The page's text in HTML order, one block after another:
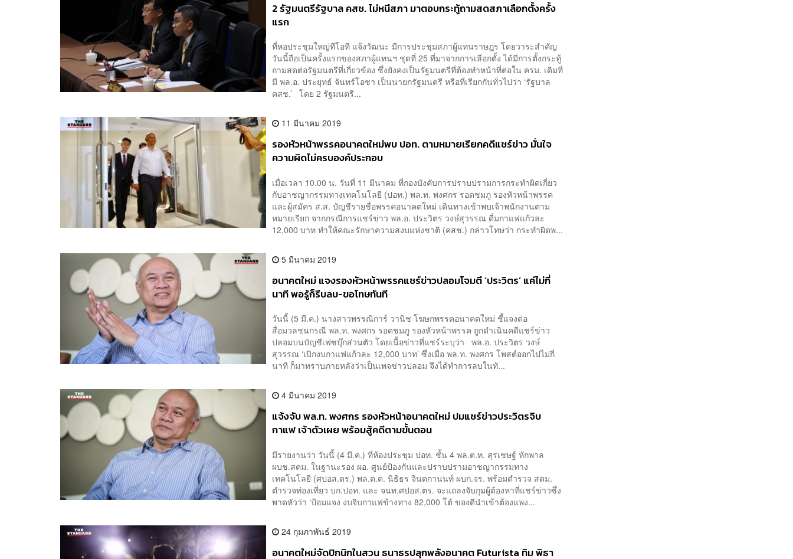
2 รัฐมนตรีรัฐบาล คสช. ไม่หนีสภา มาตอบกระทู้ถามสดสภาเลือกตั้งครั้ง
แรก
ที่หอประชุมใหญ่ทีโอที แจ้งวัฒนะ มีการประชุมสภาผู้แทนราษฎร โดยวาระสำคัญ
วันนี้ถือเป็นครั้งแรกของสภาผู้แทนฯ ชุดที่ 25 ที่มาจากการเลือกตั้ง ได้มีการตั้งกระทู้
ถามสดต่อรัฐมนตรีที่เกี่ยวข้อง ซึ่งยังคงเป็นรัฐมนตรีที่ต้องทำหน้าที่ต่อใน ครม. เดิมที่
มี พล.อ. ประยุทธ์ จันทร์โอชา เป็นนายกรัฐมนตรี หรือที่เรียกกันทั่วไปว่า ‘รัฐบาล
คสช.’ โดย 2 รัฐมนตรี...
11 มีนาคม 2019
รองหัวหน้าพรรคอนาคตใหม่พบ ปอท. ตามหมายเรียกคดีแชร์ข่าว มั่นใจ
ความผิดไม่ครบองค์ประกอบ
เมื่อเวลา 10.00 น. วันที่ 11 มีนาคม ที่กองบังคับการปราบปรามการกระทำผิดเกี่ยว
กับอาชญากรรมทางเทคโนโลยี (ปอท.) พล.ท. พงศกร รอดชมภู รองหัวหน้าพรรค
และผู้สมัคร ส.ส. บัญชีรายชื่อพรรคอนาคตใหม่ เดินทางเข้าพบเจ้าพนักงานตาม
หมายเรียก จากกรณีการแชร์ข่าว พล.อ. ประวิตร วงษ์สุวรรณ ดื่มกาแฟแก้วละ
12,000 บาท ทำให้คณะรักษาความสงบแห่งชาติ (คสช.) กล่าวโทษว่า กระทำผิดพ...
5 มีนาคม 2019
อนาคตใหม่ แจงรองหัวหน้าพรรคแชร์ข่าวปลอมโจมตี ‘ประวิตร’ แค่ไม่กี่
นาที พอรู้ก็รีบลบ-ขอโทษทันที
วันนี้ (5 มี.ค.) นางสาวพรรณิการ์ วานิช โฆษกพรรคอนาคตใหม่ ชี้แจงต่อ
สื่อมวลชนกรณี พล.ท. พงศกร รอดชมภู รองหัวหน้าพรรค ถูกดำเนินคดีแชร์ข่าว
ปลอมบนบัญชีเฟซบุ๊กส่วนตัว โดยเนื้อข่าวที่แชร์ระบุว่า พล.อ. ประวิตร วงษ์
สุวรรณ ‘เบิกงบกาแฟแก้วละ 12,000 บาท’ ซึ่งเมื่อ พล.ท. พงศกร โพสต์ออกไปไม่กี่
นาที ก็มาทราบภายหลังว่าเป็นเพจข่าวปลอม จึงได้ทำการลบในทั...
4 มีนาคม 2019
แจ้งจับ พล.ท. พงศกร รองหัวหน้าอนาคตใหม่ ปมแชร์ข่าวประวิตรจิบ
กาแฟ เจ้าตัวเผย พร้อมสู้คดีตามขั้นตอน
มีรายงานว่า วันนี้ (4 มี.ค.) ที่ห้องประชุม ปอท. ชั้น 4 พล.ต.ท. สุรเชษฐ์ หักพาล
ผบช.สตม. ในฐานะรอง ผอ. ศูนย์ป้องกันและปราบปรามอาชญากรรมทาง
เทคโนโลยี (ศปอส.ตร.) พล.ต.ต. นิธิธร จินตกานนท์ ผบก.จร. พร้อมตำรวจ สตม.
ตำรวจท่องเที่ยว บก.ปอท. และ จนท.ศปอส.ตร. จะแถลงจับกุมผู้ต้องหาที่แชร์ข่าวซึ่ง
พาดหัวว่า ‘ป้อมแจง งบจิบกาแฟข้างทาง 82,000 โต้ ของดีนำเข้าต้องแพง...
24 กุมภาพันธ์ 2019
อนาคตใหม่จัดปิกนิกในสวน ธนาธรปลุกพลังอนาคต Futurista ทิม พิธา